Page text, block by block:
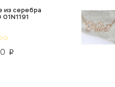
p
из серебра
01N1191